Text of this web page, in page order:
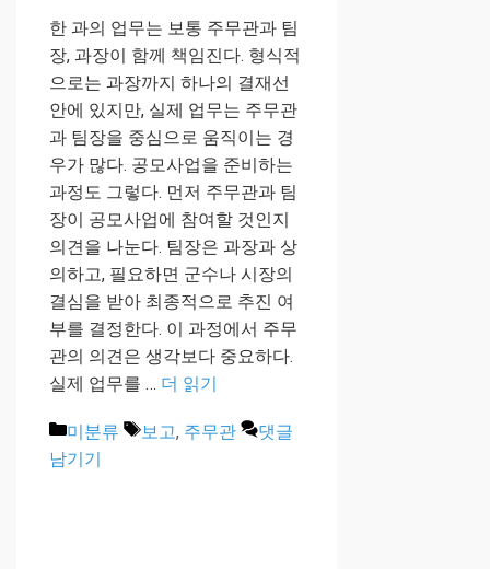
한 과의 업무는 보통 주무관과 팀
장, 과장이 함께 책임진다. 형식적
으로는 과장까지 하나의 결재선
안에 있지만, 실제 업무는 주무관
과 팀장을 중심으로 움직이는 경
우가 많다. 공모사업을 준비하는
과정도 그렇다. 먼저 주무관과 팀
장이 공모사업에 참여할 것인지
의견을 나눈다. 팀장은 과장과 상
의하고, 필요하면 군수나 시장의
결심을 받아 최종적으로 추진 여
부를 결정한다. 이 과정에서 주무
관의 의견은 생각보다 중요하다.
실제 업무를 … 더 읽기
카
테
미분류
태
보고, 주무관
댓글
남기기